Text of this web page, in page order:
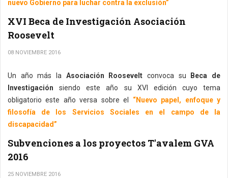
nuevo Gobierno para luchar contra la exclusión”
XVI Beca de Investigación Asociación
Roosevelt
08 NOVIEMBRE 2016
Un año más la Asociación Roosevelt convoca su
Beca de
Investigaciónsiendo este año su XVI edición cuyo tema
obligatorio este año versa sobre el “Nuevo papel, enfoque y
filosofía de los Servicios Sociales en el campo de la
discapacidad”
Subvenciones a los proyectos T'avalem GVA
2016
25 NOVIEMBRE 2016